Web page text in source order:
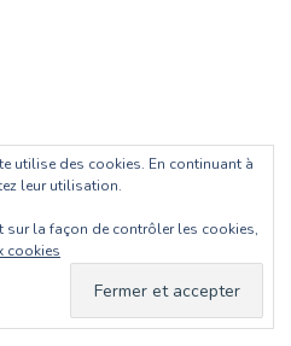
utilise des cookies. En continuant à
leur utilisation.
sur la façon de contrôler les cookies,
cookies